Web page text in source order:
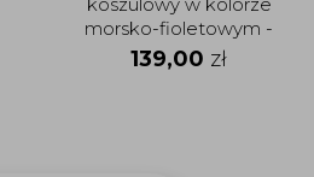
morsko-fioletowym -
krata
139,00 zł